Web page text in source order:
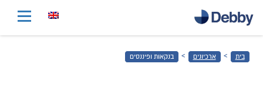
דלג
לתוכן
בית › ארכיונים › בנקאות ופיננסים